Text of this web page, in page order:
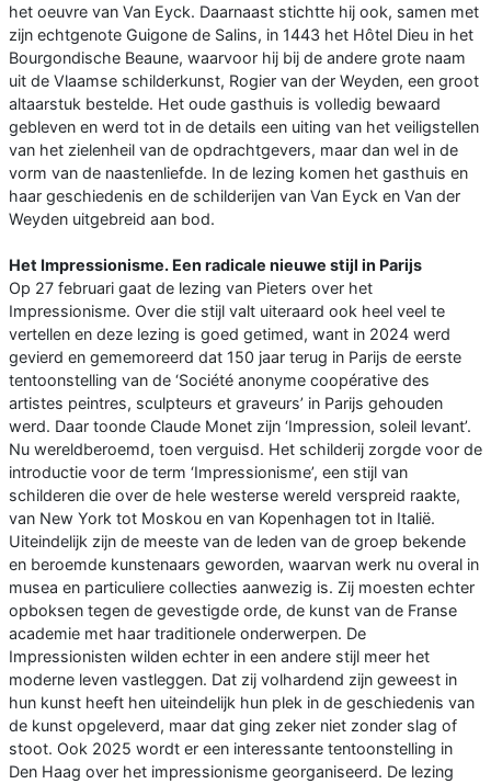
het oeuvre van Van Eyck. Daarnaast stichtte hij ook, samen met
zijn echtgenote Guigone de Salins, in 1443 het Hôtel Dieu in het
Bourgondische Beaune, waarvoor hij bij de andere grote naam
uit de Vlaamse schilderkunst, Rogier van der Weyden, een groot
altaarstuk bestelde. Het oude gasthuis is volledig bewaard
gebleven en werd tot in de details een uiting van het veiligstellen
van het zielenheil van de opdrachtgevers, maar dan wel in de
vorm van de naastenliefde. In de lezing komen het gasthuis en
haar geschiedenis en de schilderijen van Van Eyck en Van der
Weyden uitgebreid aan bod.
Het Impressionisme. Een radicale nieuwe stijl in Parijs
Op 27 februari gaat de lezing van Pieters over het
Impressionisme. Over die stijl valt uiteraard ook heel veel te
vertellen en deze lezing is goed getimed, want in 2024 werd
gevierd en gememoreerd dat 150 jaar terug in Parijs de eerste
tentoonstelling van de ‘Société anonyme coopérative des
artistes peintres, sculpteurs et graveurs’ in Parijs gehouden
werd. Daar toonde Claude Monet zijn ‘Impression, soleil levant’.
Nu wereldberoemd, toen verguisd. Het schilderij zorgde voor de
introductie voor de term ‘Impressionisme’, een stijl van
schilderen die over de hele westerse wereld verspreid raakte,
van New York tot Moskou en van Kopenhagen tot in Italië.
Uiteindelijk zijn de meeste van de leden van de groep bekende
en beroemde kunstenaars geworden, waarvan werk nu overal in
musea en particuliere collecties aanwezig is. Zij moesten echter
opboksen tegen de gevestigde orde, de kunst van de Franse
academie met haar traditionele onderwerpen. De
Impressionisten wilden echter in een andere stijl meer het
moderne leven vastleggen. Dat zij volhardend zijn geweest in
hun kunst heeft hen uiteindelijk hun plek in de geschiedenis van
de kunst opgeleverd, maar dat ging zeker niet zonder slag of
stoot. Ook 2025 wordt er een interessante tentoonstelling in
Den Haag over het impressionisme georganiseerd. De lezing